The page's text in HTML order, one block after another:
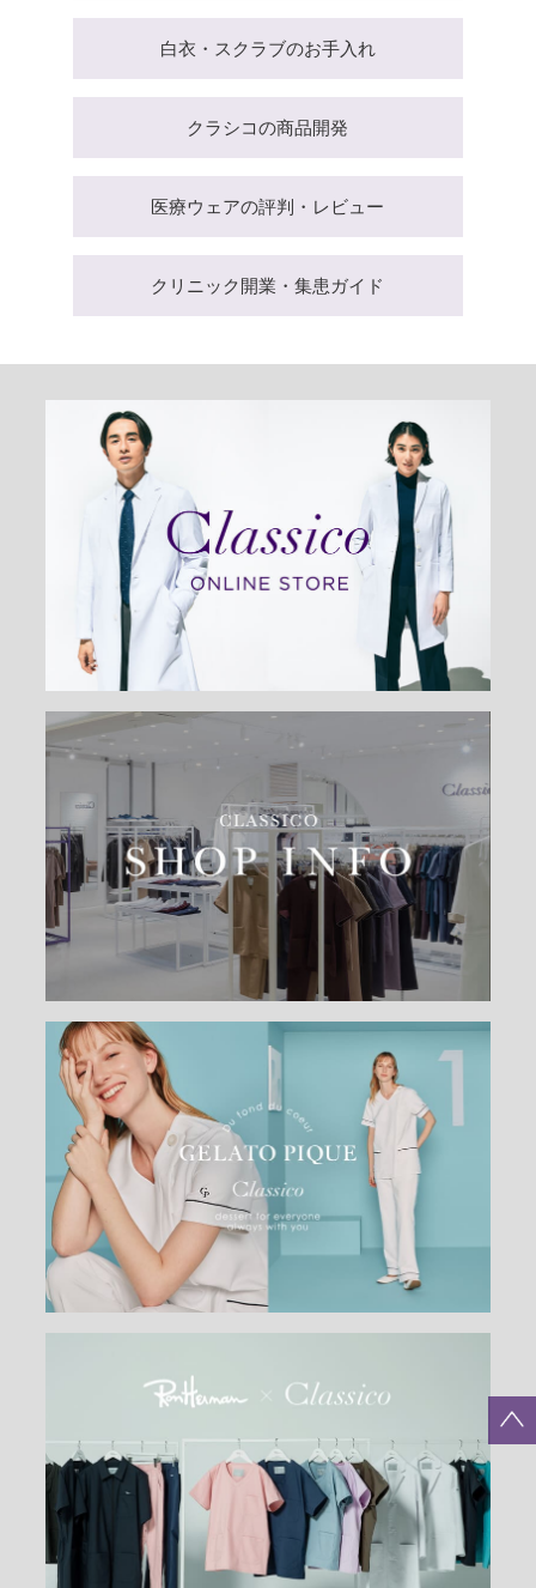
白衣・スクラブのお手入れ
クラシコの商品開発
医療ウェアの評判・レビュー
クリニック開業・集患ガイド